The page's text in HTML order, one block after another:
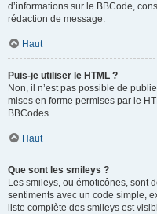
d’informations sur le BBCode,
rédaction de message.
Haut
Puis-je utiliser le HTML ?
Non, il n’est pas possible de
mises en forme permises par le
BBCodes.
Haut
Que sont les smileys ?
Les smileys, ou émoticônes, sont
sentiments avec un code simple,
liste complète des smileys est